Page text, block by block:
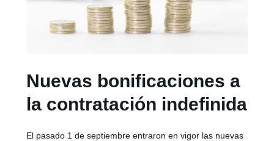
Nuevas bonificaciones a
la contratación indefinida
El pasado 1 de septiembre entraron en vigor las nuevas